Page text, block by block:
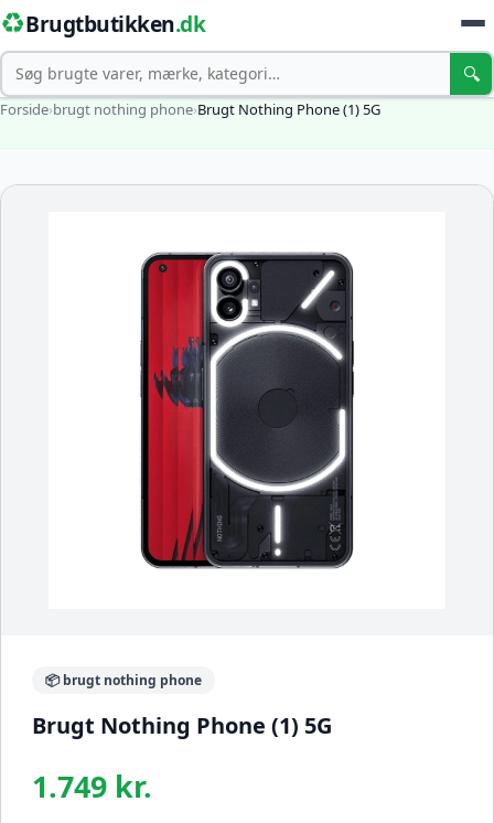
♻️Brugtbutikken.dk
Søg 🔍
Forside›brugt nothing phone›Brugt Nothing Phone (1) 5G
📦 brugt nothing phone
Brugt Nothing Phone (1) 5G
1.749 kr.